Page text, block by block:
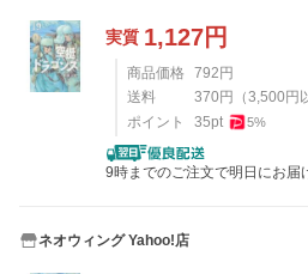
実質 1,127円
商品価格 792 円
送料
370 円 （3,500 円
ポイント
35pt 5%
9時までのご注文で明日にお届
ネオウィング Yahoo!店